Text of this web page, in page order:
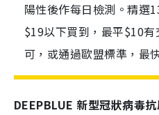
陽性後作每日檢測。精選
$19以下買到，最平$10
可，或通過歐盟標準，最
DEEPBLUE 新型冠狀病毒